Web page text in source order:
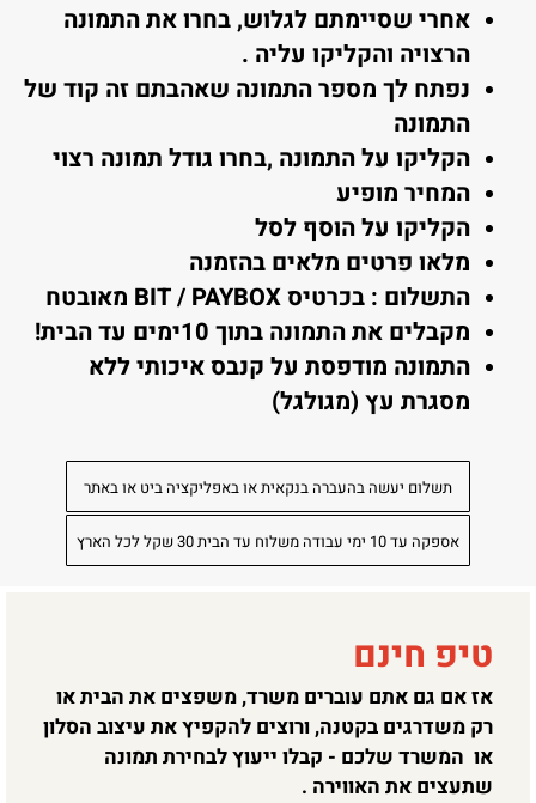
אחרי שסיימתם לגלוש, בחרו את התמונה
הרצויה והקליקו עליה .
נפתח לך מספר התמונה שאהבתם זה קוד של
התמונה
הקליקו על התמונה ,בחרו גודל תמונה רצוי
המחיר מופיע
הקליקו על הוסף לסל
מלאו פרטים מלאים בהזמנה
התשלום : בכרטיס BIT / PAYBOX מאובטח
מקבלים את התמונה בתוך 10ימים עד הבית!
התמונה מודפסת על קנבס איכותי ללא
מסגרת עץ (מגולגל)
תשלום יעשה בהעברה בנקאית או באפליקציה ביט או באתר
אספקה עד 10 ימי עבודה משלוח עד הבית 30 שקל לכל הארץ
טיפ חינם
אז אם גם אתם עוברים משרד, משפצים את הבית או
רק משדרגים בקטנה, ורוצים להקפיץ את עיצוב הסלון
או המשרד שלכם - קבלו ייעוץ לבחירת תמונה
שתעצים את האווירה .